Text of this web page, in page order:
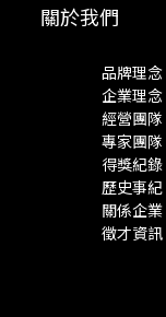
關於我們
品牌理念
企業理念
經營團隊
專家團隊
得獎紀錄
歷史事紀
關係企業
徵才資訊